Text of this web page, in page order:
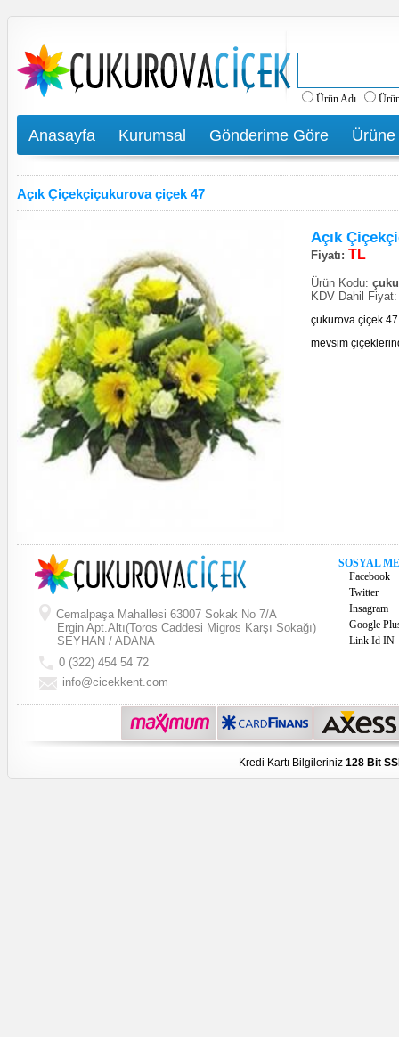
Ürün Adı
Anasayfa Kurumsal Gönderime Göre
Açık Çiçekçiçukurova çiçek 47
Açık
Fiyatı: TL
Ürün Kodu:
KDV Dahil
çukurova çiçek
mevsim
Cemalpaşa Mahallesi 63007 Sokak No 7/A
Ergin Apt.Altı(Toros Caddesi Migros Karşı Sokağı)
SEYHAN / ADANA
0 (322) 454 54 72
info@cicekkent.com
SOSYAL
Facebook
Twitter
Insagram
Google
Link Id IN
Kredi Kartı Bilgileriniz 128 Bit